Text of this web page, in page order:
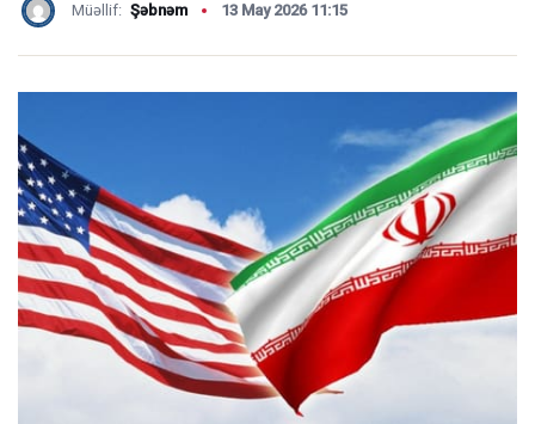
Müəllif: Şəbnəm 13 May 2026 11:15